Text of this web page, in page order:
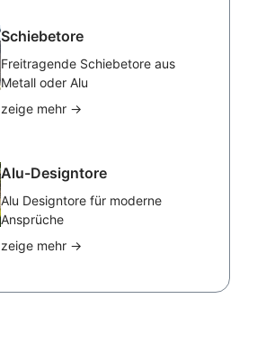
Schiebetore
Freitragende Schiebetore aus
Metall oder Alu
zeige mehr →
Alu-Designtore
Alu Designtore für moderne
Ansprüche
zeige mehr →